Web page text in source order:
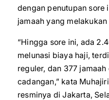
dengan penutupan sore
jamaah yang
“Hingga sore ini, ada
melunasi biaya haji,
reguler, dan 377
cadangan,” kata
resminya di Jakarta,